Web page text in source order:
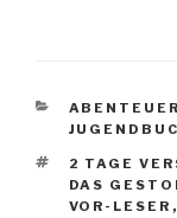
ABENTEUER
2 TAGE
DAS
VOR-LESER ,